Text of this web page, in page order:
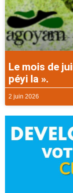
Le mois de
péyi la ».
2 juin 2026